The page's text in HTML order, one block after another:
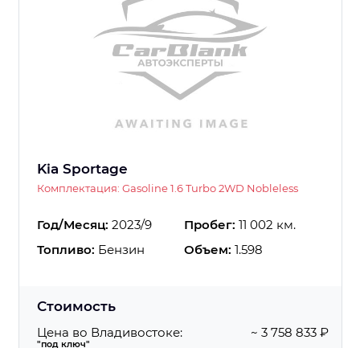
Kia Sportage
Комплектация: Gasoline 1.6 Turbo 2WD Nobleless
Год/Месяц: 2023/9 Пробег: 11 002 км.
Топливо: Бензин Объем: 1.598
Стоимость
Цена во Владивостоке:
"под ключ"
~ 3 758 833 ₽